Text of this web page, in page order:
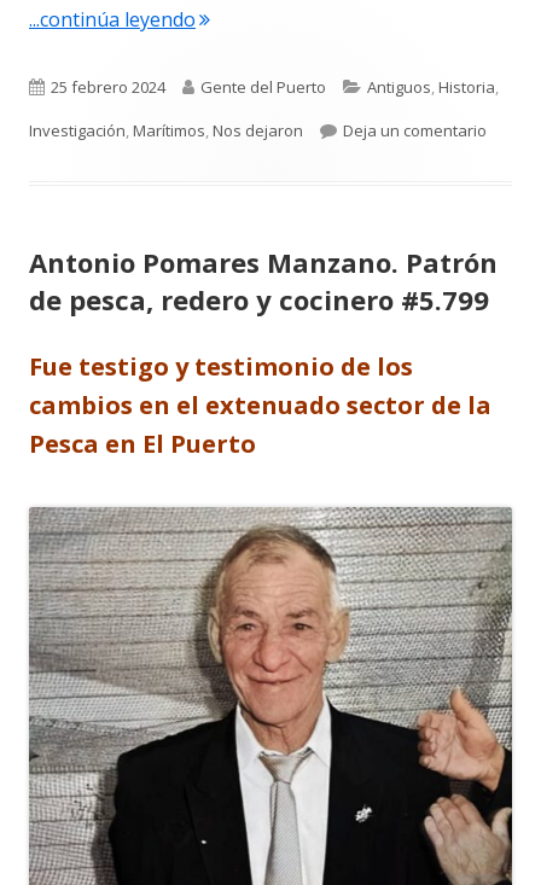
...continúa leyendo"Corsarios y piratas de El Puerto de
Publicado
el
25 febrero 2024 Autor
Gente del Puerto Categorías
Antiguos,Historia,
Investigación,Marítimos,Nos dejaron Deja un comentario
Antonio Pomares Manzano. Patrón
de pesca, redero y cocinero #5.799
Fue testigo y testimonio de los
cambios en el extenuado sector de la
Pesca en El Puerto